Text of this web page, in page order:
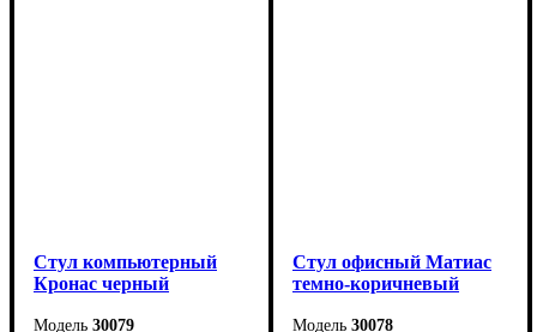
Стул компьютерный
Кронас черный
30079
Стул офисный Матиас
темно-коричневый
30078